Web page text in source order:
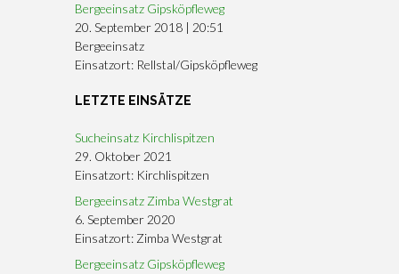
Bergeeinsatz Gipsköpfleweg
20. September 2018 | 20:51
Bergeeinsatz
Einsatzort: Rellstal/Gipsköpfleweg
LETZTE EINSÄTZE
Sucheinsatz Kirchlispitzen
29. Oktober 2021
Einsatzort: Kirchlispitzen
Bergeeinsatz Zimba Westgrat
6. September 2020
Einsatzort: Zimba Westgrat
Bergeeinsatz Gipsköpfleweg